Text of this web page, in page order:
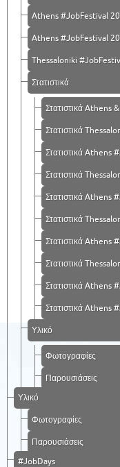
Athens #JobFestival
Athens #JobFestival
Thessaloniki
Στατιστικά
Στατιστικά Athens
Στατιστικά
Στατιστικά Athens
Στατιστικά
Στατιστικά Athens
Στατιστικά
Στατιστικά Athens
Στατιστικά
Στατιστικά Athens
Στατιστικά Athens
Υλικό
Φωτογραφίες
Παρουσιάσεις
Υλικό
Φωτογραφίες
Παρουσιάσεις
#JobDays